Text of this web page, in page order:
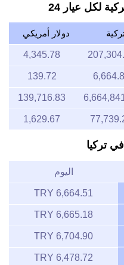
لكل عيار 24
دولار أمريكي
4,345.78
139.72
139,716.83
1,629.67
تركيا
اليوم
6,664.51 TRY
6,665.18 TRY
6,704.90 TRY
6,478.72 TRY